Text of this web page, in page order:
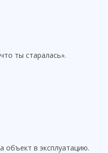
ты старалась».
объект в эксплуатацию.